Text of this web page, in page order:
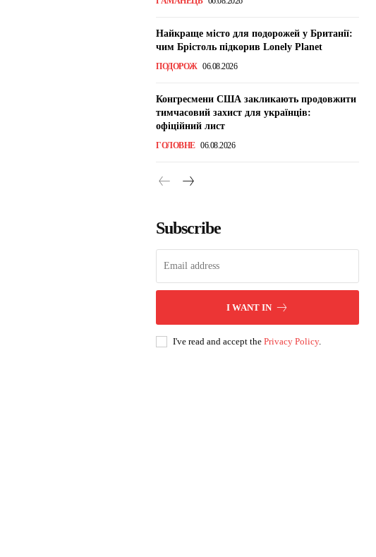
Найкраще місто для подорожей у Британії:
чим Брістоль підкорив Lonely Planet
ПОДОРОЖ 06.08.2026
Конгресмени США закликають продовжити
тимчасовий захист для українців:
офіційний лист
ГОЛОВНЕ 06.08.2026
Subscribe
I WANT IN
I've read and accept the Privacy Policy.